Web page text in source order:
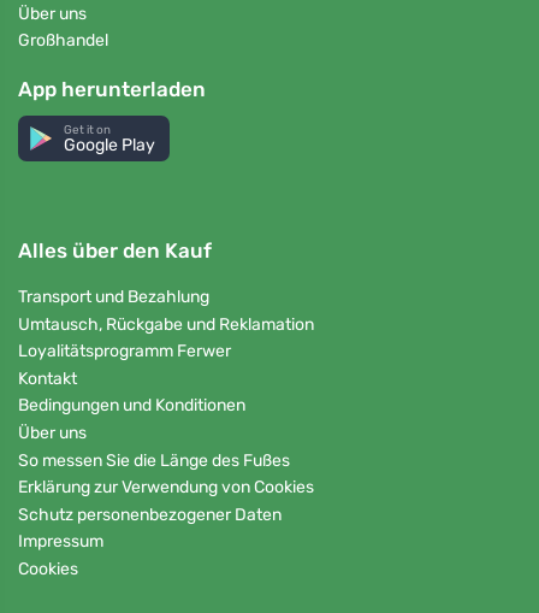
Über uns
Großhandel
App herunterladen
Get it on
Google Play
Alles über den Kauf
Transport und Bezahlung
Umtausch, Rückgabe und Reklamation
Loyalitätsprogramm Ferwer
Kontakt
Bedingungen und Konditionen
Über uns
So messen Sie die Länge des Fußes
Erklärung zur Verwendung von Cookies
Schutz personenbezogener Daten
Impressum
Cookies